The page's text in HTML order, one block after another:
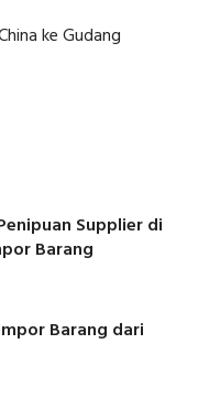
ke Gudang
Supplier di
Barang
Barang dari